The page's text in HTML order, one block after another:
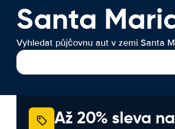
Santa
Vyhledat půjčovnu aut v zemi Santa
Až 20% sleva